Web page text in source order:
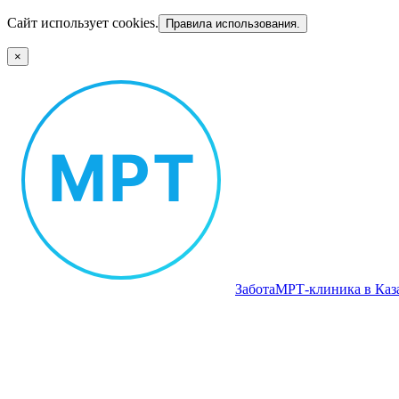
Сайт использует cookies. Правила использования.
×
ЗаботаМРТ‑клиника в